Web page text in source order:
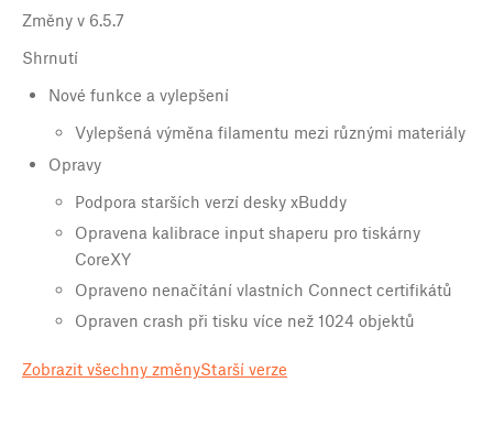
Změny v 6.5.7
Shrnutí
Nové funkce a vylepšení
Vylepšená výměna filamentu mezi různými materiály
Opravy
Podpora starších verzí desky xBuddy
Opravena kalibrace input shaperu pro tiskárny
CoreXY
Opraveno nenačítání vlastních Connect certifikátů
Opraven crash při tisku více než 1024 objektů
Zobrazit všechny změnyStarší verze